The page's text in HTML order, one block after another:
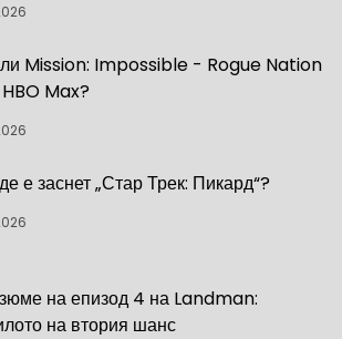
Mission: Impossible - Rogue Nation
Max?
е заснет „Стар Трек: Пикард“?
на епизод 4 на Landman:
на втория шанс